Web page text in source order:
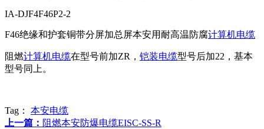
IA-DJF4F46P2-2
F46绝缘和护套铜带分屏加总屏本安用耐高温防腐计算机电缆
阻燃计算机电缆在型号前加ZR， 铠装电缆型号后加22，基本
型号同上。
Tag： 本安电缆
上一篇： 阻燃本安防爆电缆EISC-SS-R